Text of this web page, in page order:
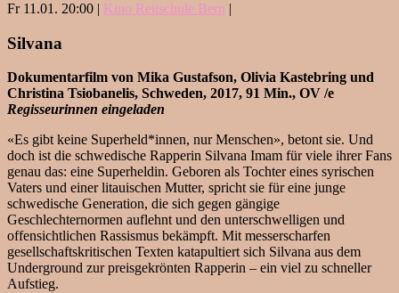
Fr 11.01. 20:00 | Kino Reitschule Bern |
Silvana
Dokumentarfilm von Mika Gustafson, Olivia Kastebring und
Christina Tsiobanelis, Schweden, 2017, 91 Min., OV /e
Regisseurinnen eingeladen
«Es gibt keine Superheld*innen, nur Menschen», betont sie. Und
doch ist die schwedische Rapperin Silvana Imam für viele ihrer Fans
genau das: eine Superheldin. Geboren als Tochter eines syrischen
Vaters und einer litauischen Mutter, spricht sie für eine junge
schwedische Generation, die sich gegen gängige
Geschlechternormen auflehnt und den unterschwelligen und
offensichtlichen Rassismus bekämpft. Mit messerscharfen
gesellschaftskritischen Texten katapultiert sich Silvana aus dem
Underground zur preisgekrönten Rapperin – ein viel zu schneller
Aufstieg.